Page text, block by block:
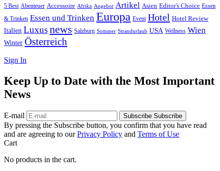
5 Best Abenteuer Accessoire Afrika Angebot Artikel Asien Editor's Choice Essen
& Trinken Essen und Trinken Europa Event Hotel Hotel Review
Italien Luxusnews Salzburg Sommer Strandurlaub USA Wellness Wien
Winter Österreich
Sign In
Keep Up to Date with the Most Important
News
E-mail Subscribe Subscribe
By pressing the Subscribe button, you confirm that you have read
and are agreeing to ourPrivacy Policy and Terms of Use
Cart
No products in the cart.